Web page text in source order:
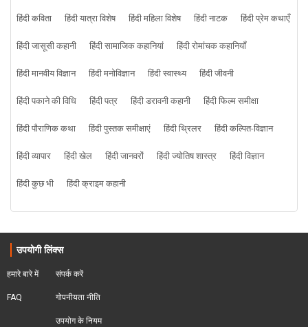
हिंदी कविता
हिंदी यात्रा विशेष हिंदी महिला विशेष हिंदी नाटक
हिंदी प्रेम कथाएँ
हिंदी जासूसी कहानी
हिंदी सामाजिक कहानियां
हिंदी रोमांचक कहानियाँ
हिंदी मानवीय विज्ञान
हिंदी मनोविज्ञान हिंदी स्वास्थ्य
हिंदी जीवनी
हिंदी पकाने की विधि
हिंदी पत्र हिंदी डरावनी कहानी
हिंदी फिल्म समीक्षा
हिंदी पौराणिक कथा
हिंदी पुस्तक समीक्षाएं हिंदी थ्रिलर
हिंदी कल्पित-विज्ञान
हिंदी व्यापार
हिंदी खेल हिंदी जानवरों हिंदी ज्योतिष शास्त्र
हिंदी विज्ञान
हिंदी कुछ भी
हिंदी क्राइम कहानी
उपयोगी लिंक्स
हमारे बारे में
FAQ
संपर्क करें
गोपनीयता नीति
उपयोग के नियम